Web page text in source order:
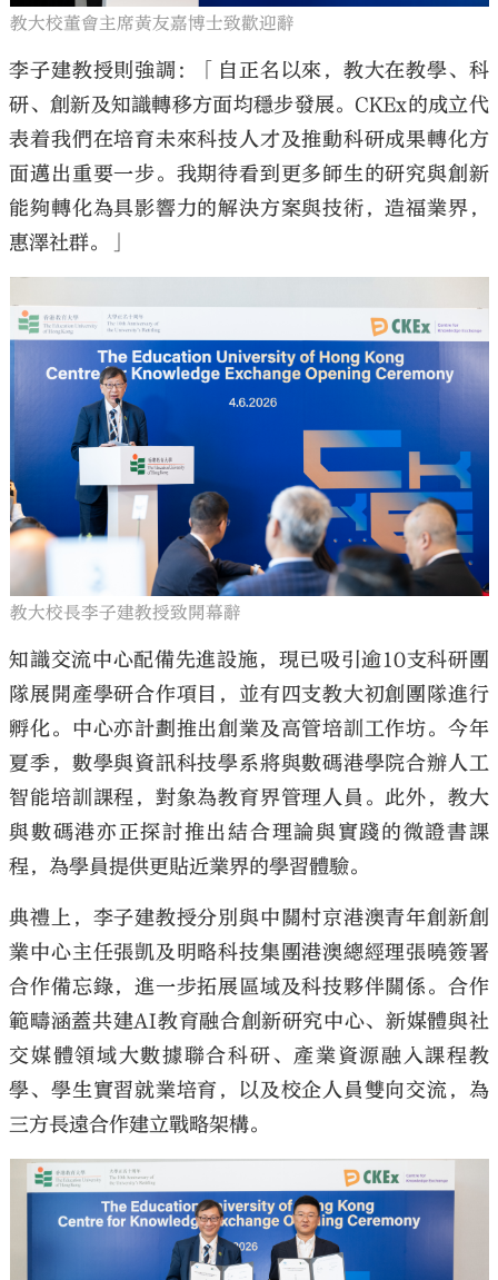
教大校董會主席黃友嘉博士致歡迎辭
李子建教授則強調：「自正名以來，教大在教學、科
研、創新及知識轉移方面均穩步發展。CKEx的成立代
表着我們在培育未來科技人才及推動科研成果轉化方
面邁出重要一步。我期待看到更多師生的研究與創新
能夠轉化為具影響力的解決方案與技術，造福業界，
惠澤社群。」
教大校長李子建教授致開幕辭
知識交流中心配備先進設施，現已吸引逾10支科研團
隊展開產學研合作項目，並有四支教大初創團隊進行
孵化。中心亦計劃推出創業及高管培訓工作坊。今年
夏季，數學與資訊科技學系將與數碼港學院合辦人工
智能培訓課程，對象為教育界管理人員。此外，教大
與數碼港亦正探討推出結合理論與實踐的微證書課
程，為學員提供更貼近業界的學習體驗。
典禮上，李子建教授分別與中關村京港澳青年創新創
業中心主任張凱及明略科技集團港澳總經理張曉簽署
合作備忘錄，進一步拓展區域及科技夥伴關係。合作
範疇涵蓋共建AI教育融合創新研究中心、新媒體與社
交媒體領域大數據聯合科研、產業資源融入課程教
學、學生實習就業培育，以及校企人員雙向交流，為
三方長遠合作建立戰略架構。